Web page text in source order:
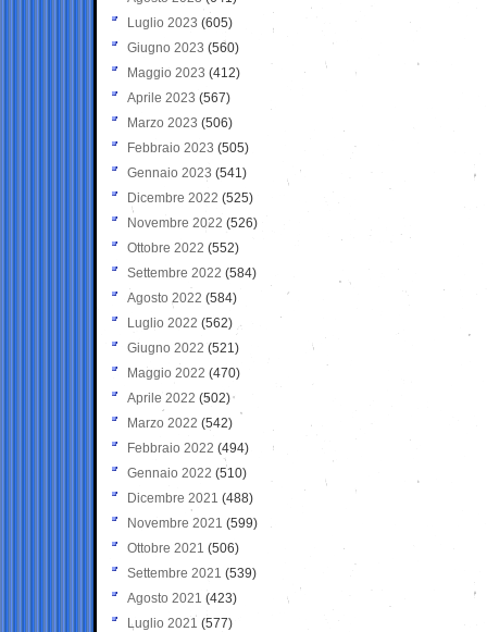
Luglio 2023 (605)
Giugno 2023 (560)
Maggio 2023 (412)
Aprile 2023 (567)
Marzo 2023 (506)
Febbraio 2023 (505)
Gennaio 2023 (541)
Dicembre 2022 (525)
Novembre 2022 (526)
Ottobre 2022 (552)
Settembre 2022 (584)
Agosto 2022 (584)
Luglio 2022 (562)
Giugno 2022 (521)
Maggio 2022 (470)
Aprile 2022 (502)
Marzo 2022 (542)
Febbraio 2022 (494)
Gennaio 2022 (510)
Dicembre 2021 (488)
Novembre 2021 (599)
Ottobre 2021 (506)
Settembre 2021 (539)
Agosto 2021 (423)
Luglio 2021 (577)